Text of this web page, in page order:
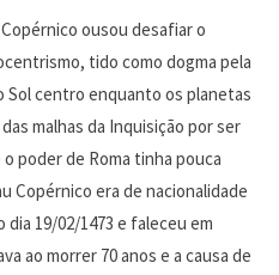
ousou desafiar o
tido como dogma pela
Sol centro enquanto os planetas
malhas da Inquisição por ser
poder de Roma tinha pouca
Copérnico era de nacionalidade
19/02/1473 e faleceu em
ao morrer 70 anos e a causa de